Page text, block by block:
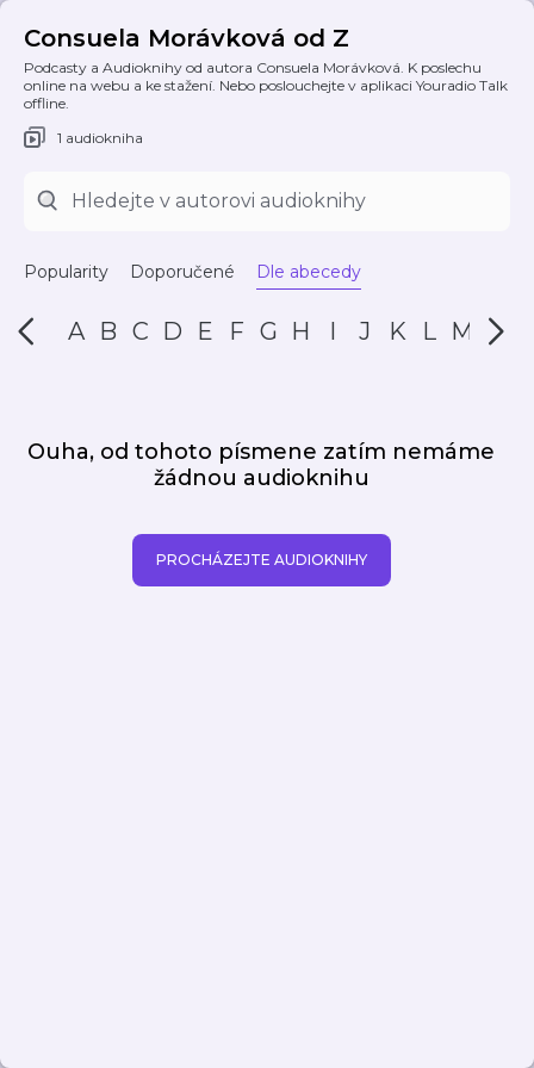
Consuela Morávková od Z
Podcasty a Audioknihy od autora Consuela Morávková. K poslechu
online na webu a ke stažení. Nebo poslouchejte v aplikaci Youradio Talk
offline.
1 audiokniha
Popularity Doporučené Dle abecedy
A B C D E F G H I J K L M N
Ouha, od tohoto písmene zatím nemáme
žádnou audioknihu
PROCHÁZEJTE AUDIOKNIHY